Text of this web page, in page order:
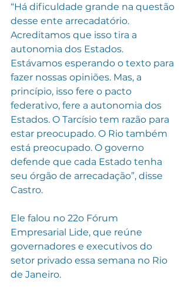
“Há dificuldade grande na questão
desse ente arrecadatório.
Acreditamos que isso tira a
autonomia dos Estados.
Estávamos esperando o texto para
fazer nossas opiniões. Mas, a
princípio, isso fere o pacto
federativo, fere a autonomia dos
Estados. O Tarcísio tem razão para
estar preocupado. O Rio também
está preocupado. O governo
defende que cada Estado tenha
seu órgão de arrecadação”, disse
Castro.
Ele falou no 22o Fórum
Empresarial Lide, que reúne
governadores e executivos do
setor privado essa semana no Rio
de Janeiro.